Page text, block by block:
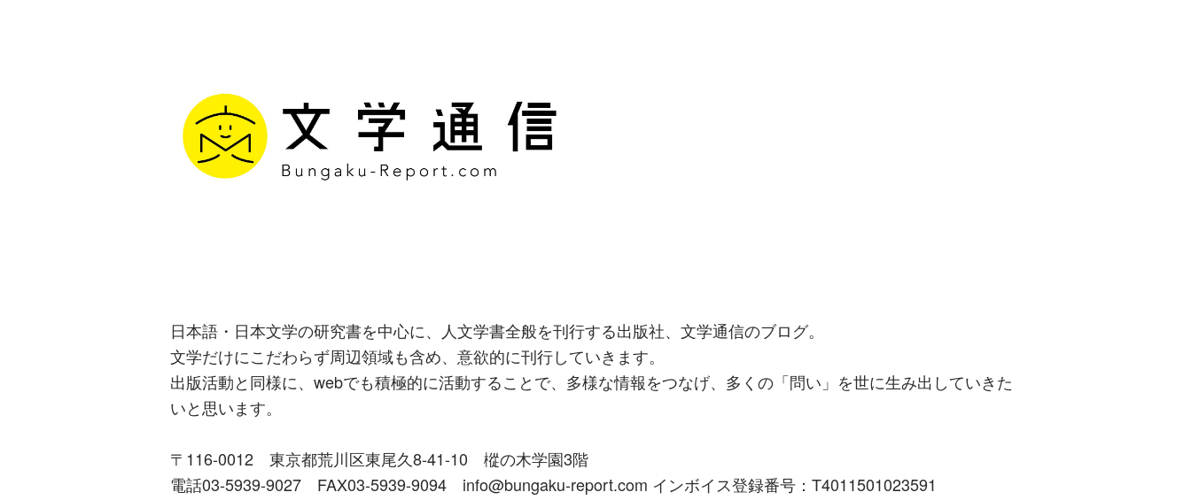
日本語・日本文学の研究書を中心に、人文学書全般を刊行する出版社、文学通信のブログ。
文学だけにこだわらず周辺領域も含め、意欲的に刊行していきます。
出版活動と同様に、webでも積極的に活動することで、多様な情報をつなげ、多くの「問い」を世に生み出していきた
いと思います。
〒116-0012 東京都荒川区東尾久8-41-10 樅の木学園3階
電話03-5939-9027 FAX03-5939-9094 info@bungaku-report.com インボイス登録番号：T4011501023591